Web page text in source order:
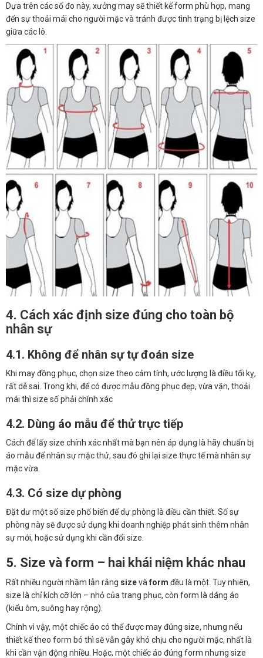
Dựa trên các số đo này, xưởng may sẽ thiết kế form phù hợp, mang
đến sự thoải mái cho người mặc và tránh được tình trạng bị lệch size
giữa các lô.
4. Cách xác định size đúng cho toàn bộ
nhân sự
4.1. Không để nhân sự tự đoán size
Khi may đồng phục, chọn size theo cảm tính, ước lượng là điều tối kỵ,
rất dễ sai. Trong khi, để có được mẫu đồng phục đẹp, vừa vặn, thoải
mái thì size số phải chính xác
4.2. Dùng áo mẫu để thử trực tiếp
Cách để lấy size chính xác nhất mà bạn nên áp dụng là hãy chuẩn bị
áo mẫu để nhân sự mặc thử, sau đó ghi lại size thực tế mà nhân sự
mặc vừa.
4.3. Có size dự phòng
Đặt dư một số size phổ biến để dự phòng là điều cần thiết. Số sự
phòng này sẽ được sử dụng khi doanh nghiệp phát sinh thêm nhân
sự mới, hoặc sử dụng khi cần đổi size.
5. Size và form – hai khái niệm khác nhau
Rất nhiều người nhầm lẫn rằng sizevà form đều là một. Tuy nhiên,
size là chỉ kích cỡ lớn – nhỏ của trang phục, còn form là dáng áo
(kiểu ôm, suông hay rộng).
Chính vì vậy, một chiếc áo có thể được may đúng size, nhưng nếu
thiết kế theo form bó thì sẽ vẫn gây khó chịu cho người mặc, nhất là
khi cần vận động nhiều. Hoặc, một chiếc áo đúng form nhưng size